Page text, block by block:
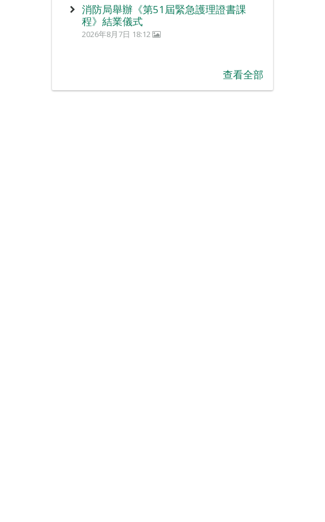
消防局舉辦《第51屆緊急護理證書課
程》結業儀式
2026年8月7日 18:12
查看全部